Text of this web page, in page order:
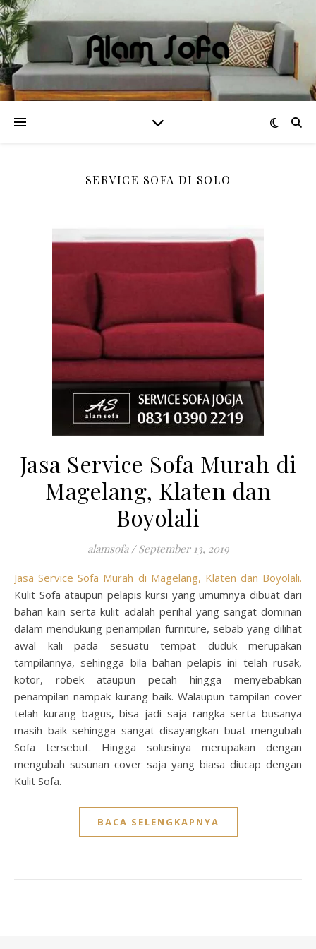
SERVICE SOFA DI SOLO
Jasa Service Sofa Murah di
Magelang, Klaten dan
Boyolali
alamsofa / September 13, 2019
Jasa Service Sofa Murah di Magelang, Klaten dan Boyolali.
Kulit Sofa ataupun pelapis kursi yang umumnya dibuat dari
bahan kain serta kulit adalah perihal yang sangat dominan
dalam mendukung penampilan furniture, sebab yang dilihat
awal kali pada sesuatu tempat duduk merupakan
tampilannya, sehingga bila bahan pelapis ini telah rusak,
kotor, robek ataupun pecah hingga menyebabkan
penampilan nampak kurang baik. Walaupun tampilan cover
telah kurang bagus, bisa jadi saja rangka serta busanya
masih baik sehingga sangat disayangkan buat mengubah
Sofa tersebut. Hingga solusinya merupakan dengan
mengubah susunan cover saja yang biasa diucap dengan
Kulit Sofa.
BACA SELENGKAPNYA